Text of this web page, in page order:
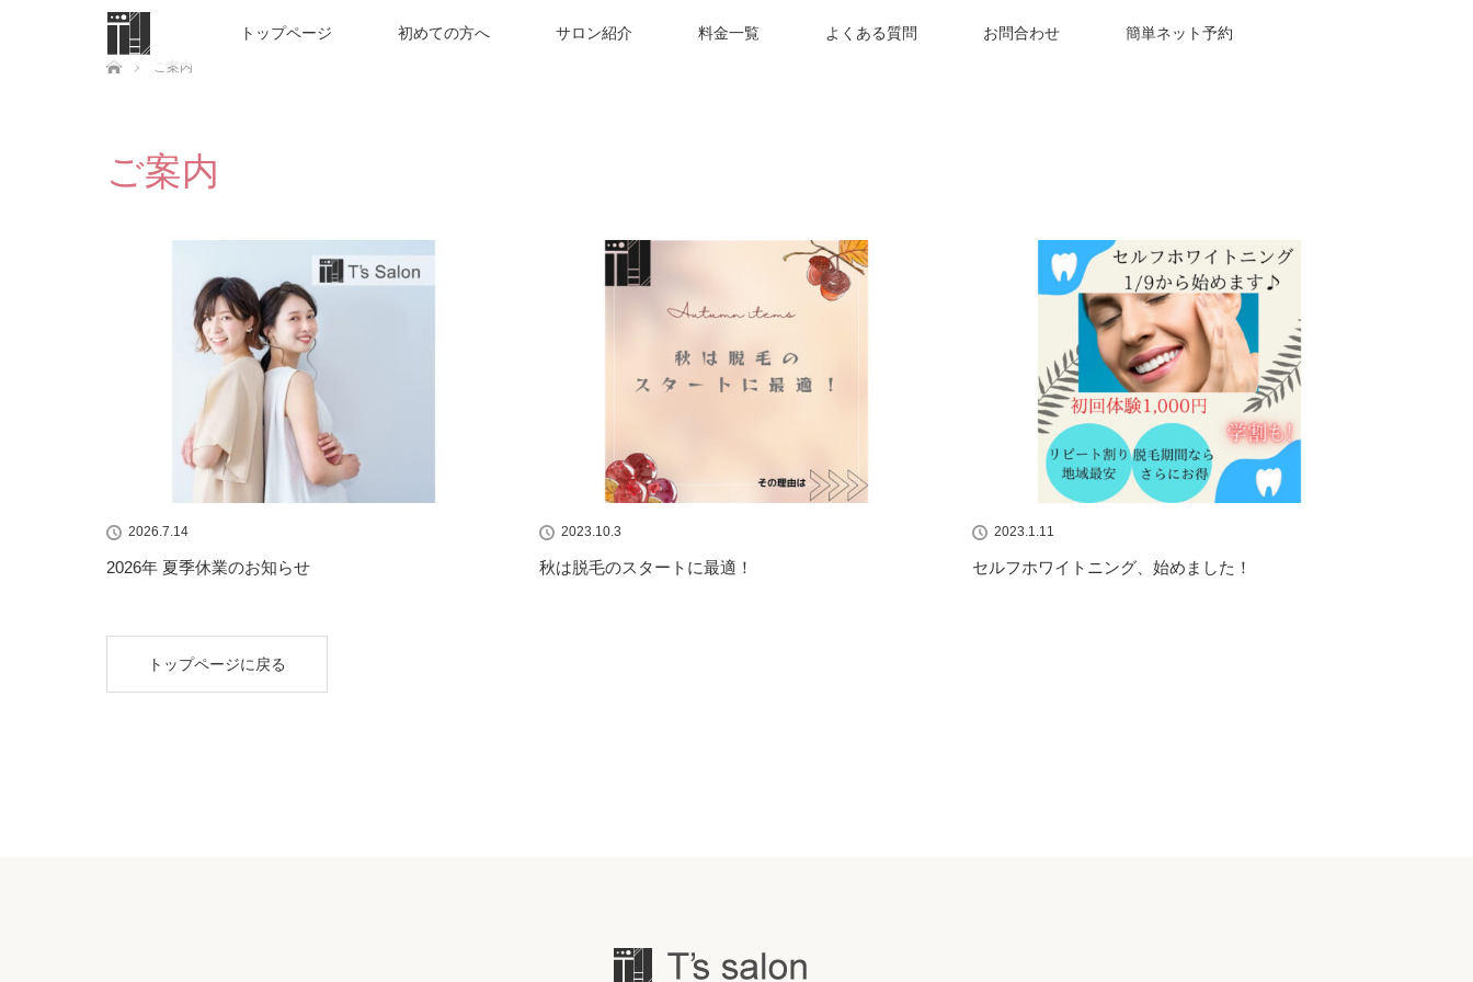
トップページ 初めての方へ サロン紹介 料金一覧 よくある質問 お問合わせ 簡単ネット予約
ホーム
ご案内
ご案内
2026.7.14
2026年 夏季休業のお知らせ
2023.10.3
秋は脱毛のスタートに最適！
2023.1.11
セルフホワイトニング、始めました！
トップページに戻る